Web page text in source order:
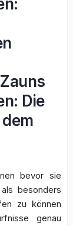
Die
bevor sie
besonders
zu können
genau